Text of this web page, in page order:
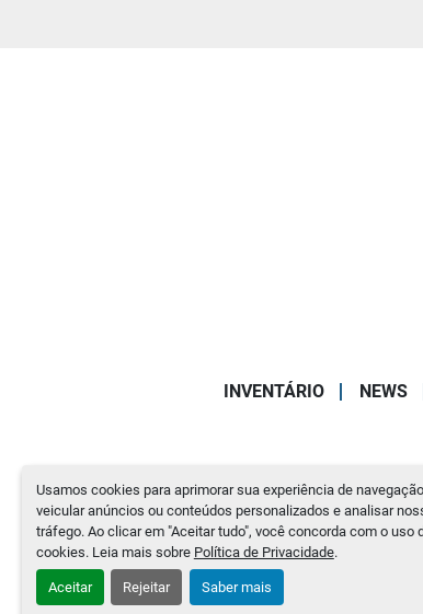
Usamos cookies para aprimorar sua experiência de
veicular anúncios ou conteúdos personalizados e analisar
tráfego. Ao clicar em "Aceitar tudo", você concorda com o uso
cookies. Leia mais sobre Política de Privacidade.
Aceitar Rejeitar Saber mais
INVENTÁRIO NEWS